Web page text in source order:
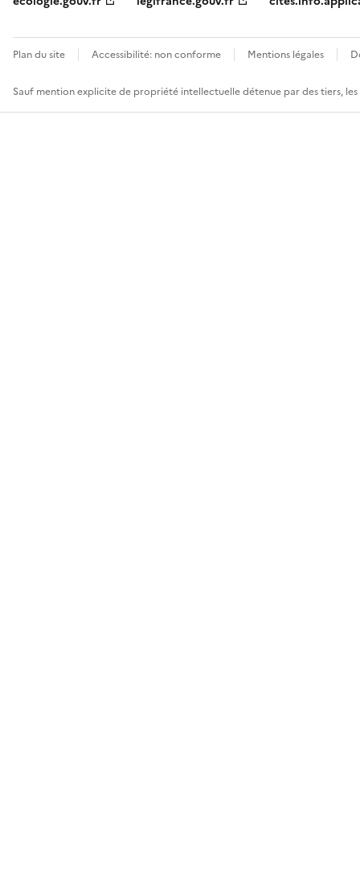
Plan du site Accessibilité: non conforme Mentions légales
Sauf mention explicite de propriété intellectuelle détenue par des tiers,